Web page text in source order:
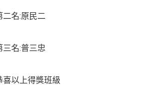
二名:原民二
三名:普三忠
喜以上得獎班級